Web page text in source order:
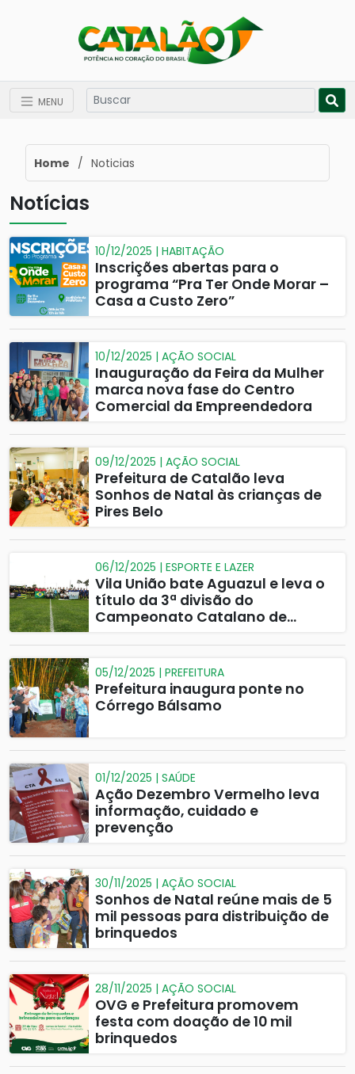
MENU
Home / Noticias
Notícias
10/12/2025 | HABITAÇÃO
Inscrições abertas para o
programa “Pra Ter Onde Morar –
Casa a Custo Zero”
10/12/2025 | AÇÃO SOCIAL
Inauguração da Feira da Mulher
marca nova fase do Centro
Comercial da Empreendedora
09/12/2025 | AÇÃO SOCIAL
Prefeitura de Catalão leva
Sonhos de Natal às crianças de
Pires Belo
06/12/2025 | ESPORTE E LAZER
Vila União bate Aguazul e leva o
título da 3ª divisão do
Campeonato Catalano de
05/12/2025 | PREFEITURA
Prefeitura inaugura ponte no
Córrego Bálsamo
01/12/2025 | SAÚDE
Ação Dezembro Vermelho leva
informação, cuidado e
prevenção
30/11/2025 | AÇÃO SOCIAL
Sonhos de Natal reúne mais de 5
mil pessoas para distribuição de
brinquedos
28/11/2025 | AÇÃO SOCIAL
OVG e Prefeitura promovem
festa com doação de 10 mil
brinquedos